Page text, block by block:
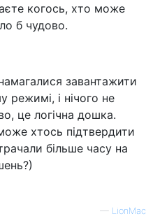
когось, хто може
б чудово.
завантажити
режимі, і нічого не
це логічна дошка.
хтось підтвердити
більше часу на
— LionMac